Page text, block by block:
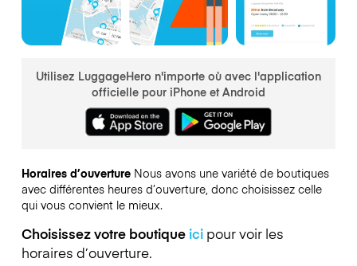
Utilisez LuggageHero n'importe où avec l'application
officielle pour iPhone et Android
Horaires d’ouverture Nous avons une variété de boutiques
avec différentes heures d’ouverture, donc choisissez celle
qui vous convient le mieux.
Choisissez votre boutique icipour voir les
horaires d’ouverture.